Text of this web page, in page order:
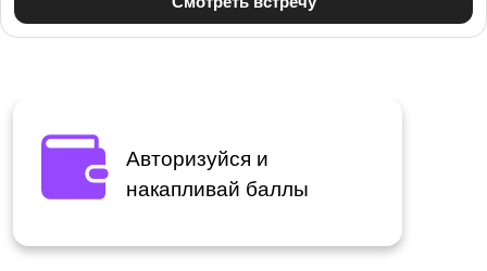
Авторизуйся и
накапливай баллы